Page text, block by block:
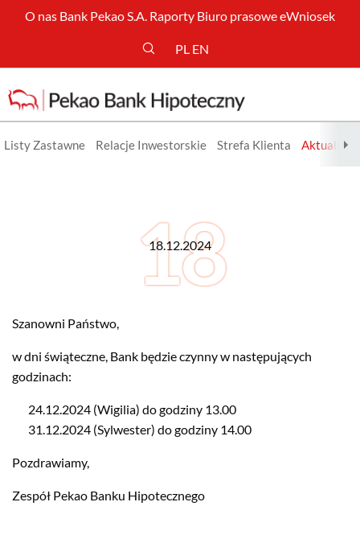
O nas Bank Pekao S.A. Raporty Biuro prasoweeWniosek
PL EN
Listy Zastawne Relacje Inwestorskie Strefa Klienta
18.12.2024
Szanowni Państwo,
w dni świąteczne, Bank będzie czynny w następujących
godzinach:
24.12.2024 (Wigilia) do godziny 13.00
31.12.2024 (Sylwester) do godziny 14.00
Pozdrawiamy,
Zespół Pekao Banku Hipotecznego